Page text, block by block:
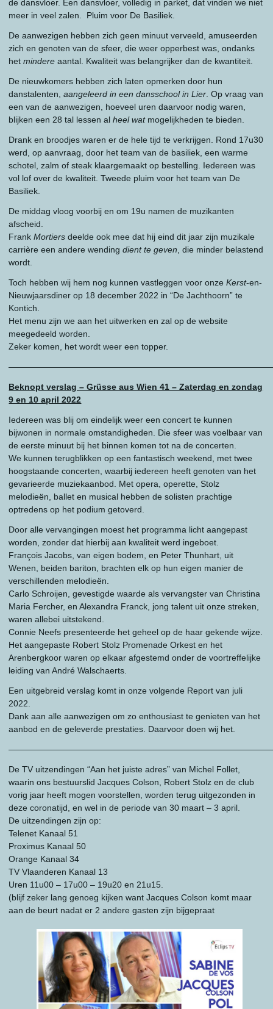
de dansvloer. Een dansvloer, volledig in parket, dat vinden we niet
meer in veel zalen. Pluim voor De Basiliek.
De aanwezigen hebben zich geen minuut verveeld, amuseerden
zich en genoten van de sfeer, die weer opperbest was, ondanks
hetmindere aantal. Kwaliteit was belangrijker dan de kwantiteit.
De nieuwkomers hebben zich laten opmerken door hun
danstalenten,aangeleerd in een dansschool in Lier. Op vraag van
een van de aanwezigen, hoeveel uren daarvoor nodig waren,
blijken een 28 tal lessen alheel watmogelijkheden te bieden.
Drank en broodjes waren er de hele tijd te verkrijgen. Rond 17u30
werd, op aanvraag, door het team van de basiliek, een warme
schotel, zalm of steak klaargemaakt op bestelling. Iedereen was
vol lof over de kwaliteit. Tweede pluim voor het team van De
Basiliek.
De middag vloog voorbij en om 19u namen de muzikanten
afscheid.
FrankMortiers deelde ook mee dat hij eind dit jaar zijn muzikale
carrière een andere wending dient te geven, die minder belastend
wordt.
Toch hebben wij hem nog kunnen vastleggen voor onzeKerst-en-
Nieuwjaarsdiner op 18 december 2022 in “De Jachthoorn” te
Kontich.
Het menu zijn we aan het uitwerken en zal op de website
meegedeeld worden.
Zeker komen, het wordt weer een topper.
Beknopt verslag – Grüsse aus Wien 41 – Zaterdag en zondag
9 en 10 april 2022
Iedereen was blij om eindelijk weer een concert te kunnen
bijwonen in normale omstandigheden. Die sfeer was voelbaar van
de eerste minuut bij het binnen komen tot na de concerten.
We kunnen terugblikken op een fantastisch weekend, met twee
hoogstaande concerten, waarbij iedereen heeft genoten van het
gevarieerde muziekaanbod. Met opera, operette, Stolz
melodieën, ballet en musical hebben de solisten prachtige
optredens op het podium getoverd.
Door alle vervangingen moest het programma licht aangepast
worden, zonder dat hierbij aan kwaliteit werd ingeboet.
François Jacobs, van eigen bodem, en Peter Thunhart, uit
Wenen, beiden bariton, brachten elk op hun eigen manier de
verschillenden melodieën.
Carlo Schroijen, gevestigde waarde als vervangster van Christina
Maria Fercher, en Alexandra Franck, jong talent uit onze streken,
waren allebei uitstekend.
Connie Neefs presenteerde het geheel op de haar gekende wijze.
Het aangepaste Robert Stolz Promenade Orkest en het
Arenbergkoor waren op elkaar afgestemd onder de voortreffelijke
leiding van André Walschaerts.
Een uitgebreid verslag komt in onze volgende Report van juli
2022.
Dank aan alle aanwezigen om zo enthousiast te genieten van het
aanbod en de geleverde prestaties. Daarvoor doen wij het.
De TV uitzendingen “Aan het juiste adres” van Michel Follet,
waarin ons bestuurslid Jacques Colson, Robert Stolz en de club
vorig jaar heeft mogen voorstellen, worden terug uitgezonden in
deze coronatijd, en wel in de periode van 30 maart – 3 april.
De uitzendingen zijn op:
Telenet Kanaal 51
Proximus Kanaal 50
Orange Kanaal 34
TV Vlaanderen Kanaal 13
Uren 11u00 – 17u00 – 19u20 en 21u15.
(blijf zeker lang genoeg kijken want Jacques Colson komt maar
aan de beurt nadat er 2 andere gasten zijn bijgepraat